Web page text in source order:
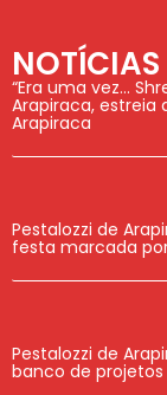
NOTÍCIAS
“Era uma vez…
Arapiraca, estreia
Arapiraca
Pestalozzi de
festa marcada
Pestalozzi de
banco de